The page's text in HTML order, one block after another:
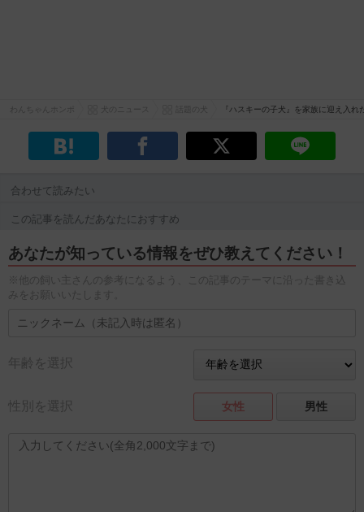
『ハスキーの子犬』を家族に迎え入
合わせて読みたい
この記事を読んだあなたにおすすめ
あなたが知っている情報をぜひ教えてください！
※他の飼い主さんの参考になるよう、この記事のテーマに沿った書き込
みをお願いいたします。
年齢を選択
性別を選択 女性 男性